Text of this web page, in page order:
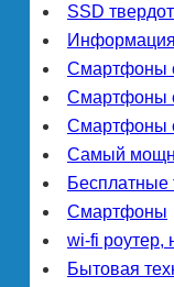
SSD
Информация
Смартфоны
Смартфоны
Смартфоны
Самый
Смартфоны
wi-fi роутер,
Бытовая